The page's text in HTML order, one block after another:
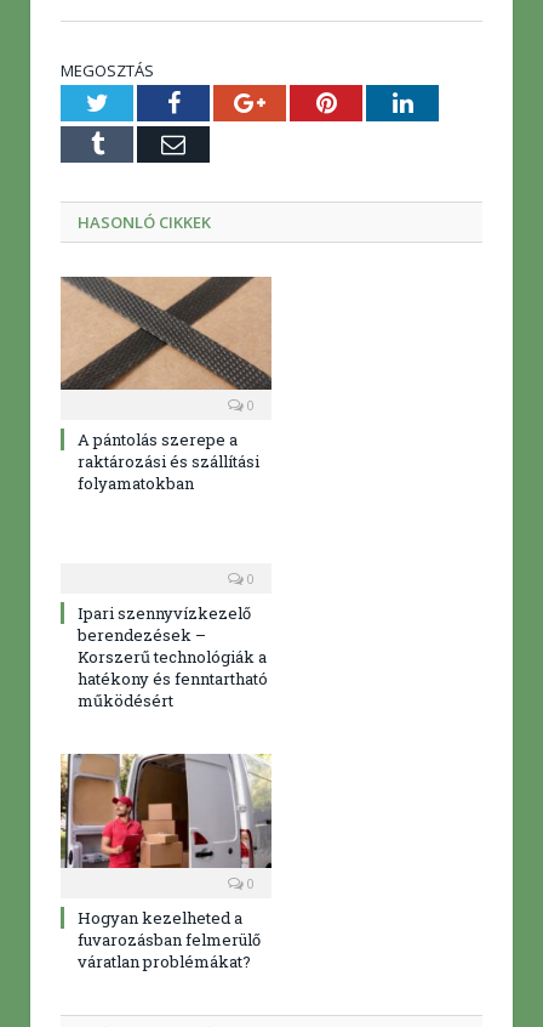
MEGOSZTÁS
TwitterFacebookGoogle+PinterestLinkedIn
Tumblr E-
HASONLÓ CIKKEK
0
A pántolás szerepe a
raktározási és szállítási
folyamatokban
0
Ipari szennyvízkezelő
berendezések –
Korszerű technológiák a
hatékony és fenntartható
működésért
0
Hogyan kezelheted a
fuvarozásban felmerülő
váratlan problémákat?